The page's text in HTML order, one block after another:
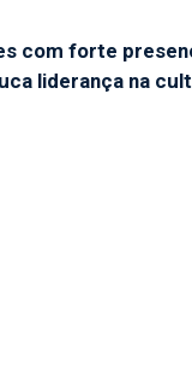
com forte
liderança na